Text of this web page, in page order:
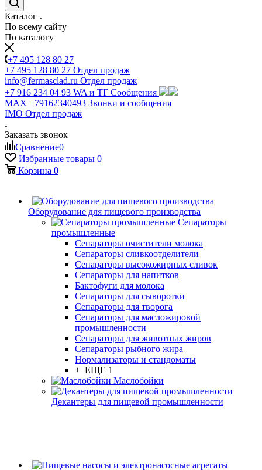
Каталог
По всему сайту
По каталогу
+7 495 128 80 27
+7 495 128 80 27 Отдел продаж
info@fermasclad.ru Отдел продаж
+7 916 234 04 93 WA и ТГ Сообщения
MAX +79162340493 Звонки и сообщения
IMO Отдел продаж
Заказать звонок
Сравнение0
Избранные товары 0
Корзина 0
Оборудование для пищевого производства
Сепараторы
промышленные
Сепараторы очистители молока
Сепараторы сливкоотделители
Сепараторы высокожирных сливок
Сепараторы для напитков
Бактофуги для молока
Сепараторы для сыворотки
Сепараторы для творога
Сепараторы для масложировой
промышленности
Сепараторы для животных жиров
Сепараторы рыбного жира
Нормализаторы и стандоматы
+ ЕЩЕ 1
Маслобойки
Декантеры для пищевой промышленности